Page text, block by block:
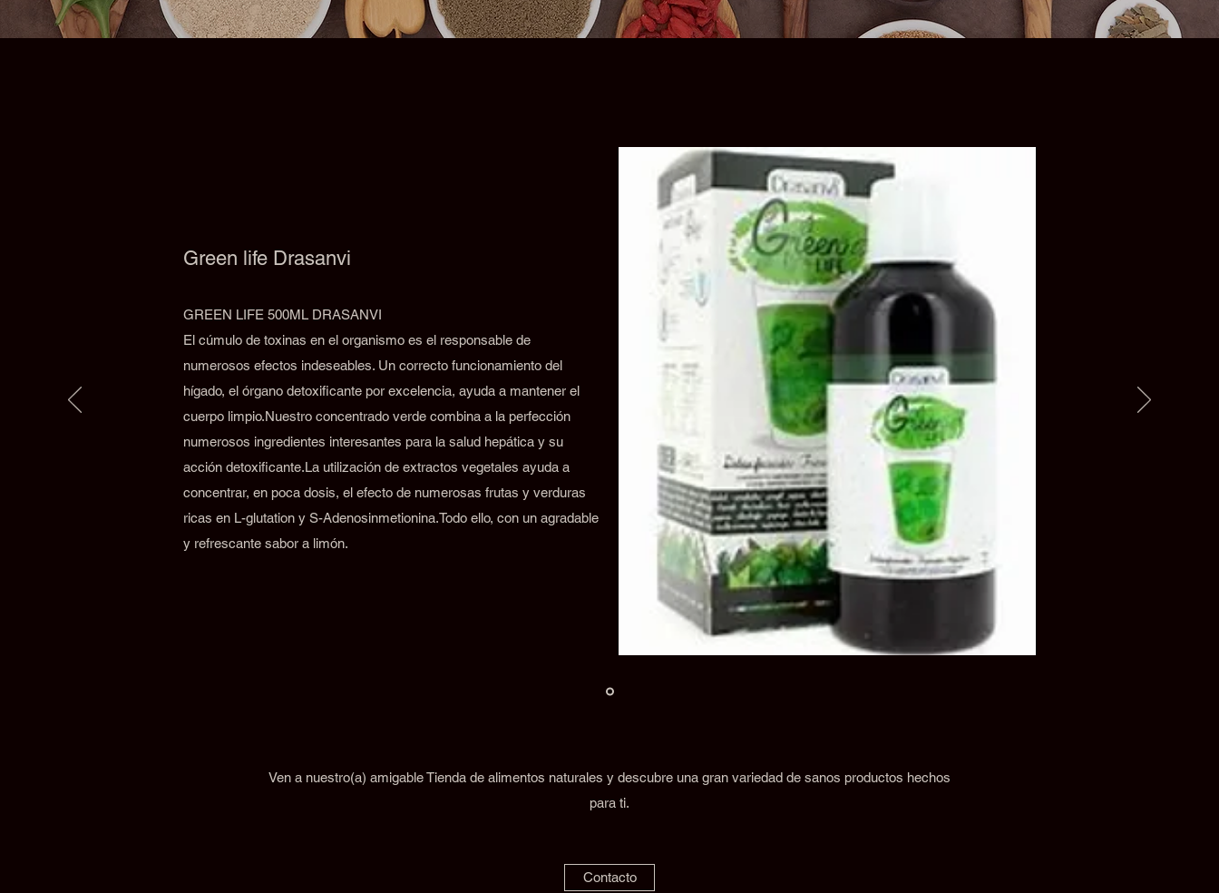
Ven a nuestro(a) amigable Tienda de alimentos naturales y descubre una gran variedad de sanos productos hechos
para ti.
Contacto
Green life Drasanvi
GREEN LIFE 500ML DRASANVI
El cúmulo de toxinas en el organismo es el responsable de
numerosos efectos indeseables. Un correcto funcionamiento del
hígado, el órgano detoxificante por excelencia, ayuda a mantener el
cuerpo limpio.Nuestro concentrado verde combina a la perfección
numerosos ingredientes interesantes para la salud hepática y su
acción detoxificante.La utilización de extractos vegetales ayuda a
concentrar, en poca dosis, el efecto de numerosas frutas y verduras
ricas en L-glutation y S-Adenosinmetionina.Todo ello, con un agradable
y refrescante sabor a limón.